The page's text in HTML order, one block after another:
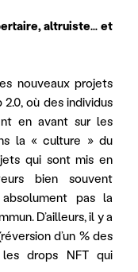
altruiste… et
nouveaux projets
où des individus
en avant sur les
la « culture » du
qui sont mis en
bien souvent
pas la
D’ailleurs, il y a
d’un % des
drops NFT qui